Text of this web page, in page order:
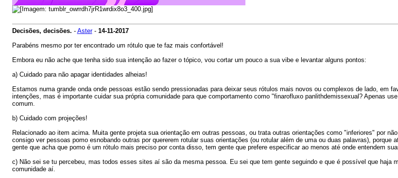
Decisões, decisões. - Aster- 14-11-2017
Parabéns mesmo por ter encontrado um rótulo que te faz mais confortável!
Embora eu não ache que tenha sido sua intenção ao fazer o tópico, vou cortar um pouco a sua vibe e levantar alguns pontos:
a) Cuidado para não apagar identidades alheias!
Estamos numa grande onda onde pessoas estão sendo pressionadas para deixar seus rótulos mais novos ou complexos de lado, em
intenções, mas é importante cuidar sua própria comunidade para que comportamento como "finarofluxo panlithdemissexual? Apenas
comum.
b) Cuidado com projeções!
Relacionado ao item acima. Muita gente projeta sua orientação em outras pessoas, ou trata outras orientações como "inferiores" por
consigo ver pessoas pomo esnobando outras por quererem rotular suas orientações (ou rotular além de uma ou duas palavras),
gente que acha que pomo é um rótulo mais preciso por conta disso, tem gente que prefere especificar ao menos até onde entendem
c) Não sei se tu percebeu, mas todos esses sites aí são da mesma pessoa. Eu sei que tem gente seguindo e que é possível que haja
comunidade aí.